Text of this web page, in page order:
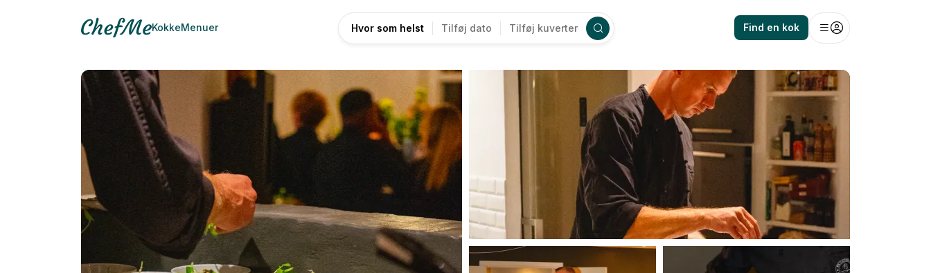
KokkeMenuer Hvor som helst Tilføj dato Tilføj kuverter Find en kok